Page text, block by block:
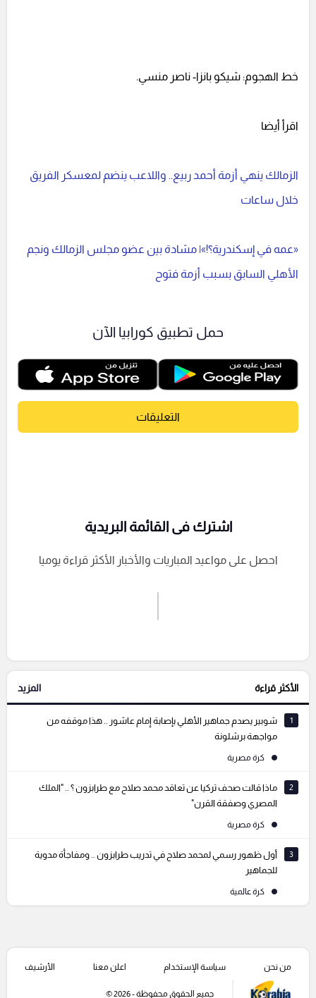
خط الهجوم: شيكو بانزا- ناصر منسي.
اقرأ أيضا
الزمالك ينهي أزمة أحمد ربيع.. واللاعب ينضم لمعسكر الفريق
خلال ساعات
«عمه في إسكندرية؟!»| مشادة بين عضو مجلس الزمالك ونجم
الأهلي السابق بسبب أزمة فتوح
حمل تطبيق كورابيا الآن
التعليقات
إرسال تعليق
التعليقات السابقة
اشترك فى القائمة البريدية
احصل على مواعيد المباريات والأخبار الأكثر قراءة يوميا
الأكثر قراءة المزيد
1
شوبير يصدم جماهير الأهلي بإصابة إمام عاشور .. هذا موقفه من
مواجهة برشلونة
كرة مصرية
2
ماذا قالت صحف تركيا عن تعاقد محمد صلاح مع طرابزون ؟ .. "الملك
المصري وصفقة القرن"
كرة مصرية
3
أول ظهور رسمي لمحمد صلاح في تدريب طرابزون .. ومفاجأة مدوية
للجماهير
كرة عالمية
من نحن سياسة الإستخدام اعلن معنا الأرشيف
جميع الحقوق محفوظة - 2026 ©